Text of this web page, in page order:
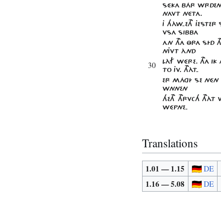
SÉKA BÁR
NAVT NÉTA.
J HÀW-ETH JESTER
VSA SIBBA
AN THA ÔRA SÍD
NJVT ÀND
30
LÀF WÉRE. THA
TO JV. THÀT-
ER MÁGÍ SE NÉN
WNNEN
HETH THRVCH
WÉPNE-
Translations
1.01 — 1.15 DE
1.16 — 5.08 DE